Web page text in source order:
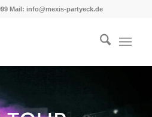
Mail: info@mexis-partyeck.de